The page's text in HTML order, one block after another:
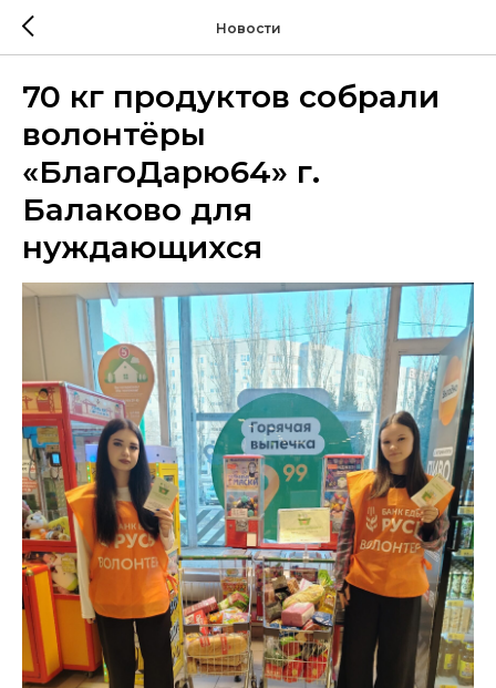
Новости
70 кг продуктов собрали
волонтёры
«БлагоДарю64» г.
Балаково для
нуждающихся